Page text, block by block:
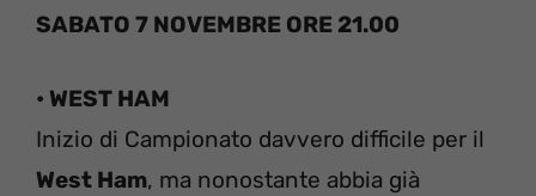
SABATO 7 NOVEMBRE ORE 21.00
• WEST HAM
Inizio di Campionato davvero difficile per il
West Ham, ma nonostante abbia già